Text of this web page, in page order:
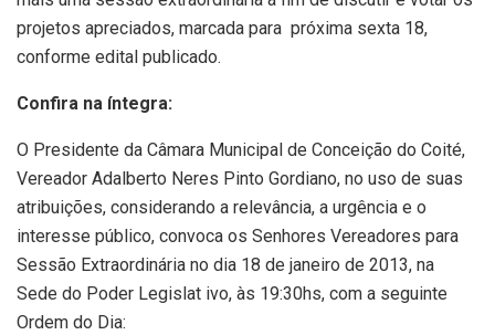
projetos apreciados, marcada para próxima sexta 18,
conforme edital publicado.
Confira na íntegra:
O Presidente da Câmara Municipal de Conceição do Coité,
Vereador Adalberto Neres Pinto Gordiano, no uso de suas
atribuições, considerando a relevância, a urgência e o
interesse público, convoca os Senhores Vereadores para
Sessão Extraordinária no dia 18 de janeiro de 2013, na
Sede do Poder Legislat ivo, às 19:30hs, com a seguinte
Ordem do Dia: